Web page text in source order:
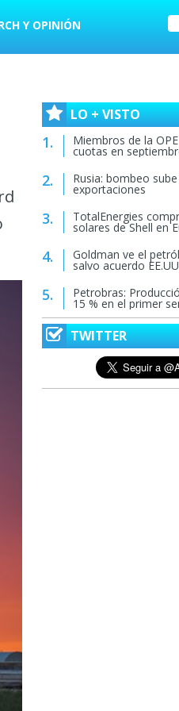
Y OPINIÓN
LO + VISTO
Miembros de la
cuotas en
Rusia: bombeo
exportaciones
TotalEnergies
solares de Shell en
Goldman ve el
salvo acuerdo
Petrobras:
15 % en el primer
TWITTER